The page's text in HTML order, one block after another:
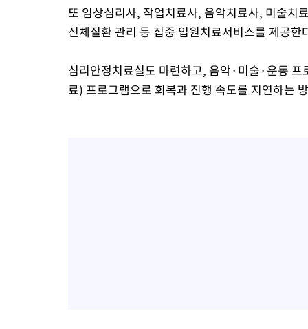
또 임상심리사, 작업치료사, 음악치료사, 미술치
신체질환 관리 등 집중 입원치료서비스를 제공한
심리안정치료실도 마련하고, 음악·미술·운동
료) 프로그램으로 회복과 진행 속도를 지연하는